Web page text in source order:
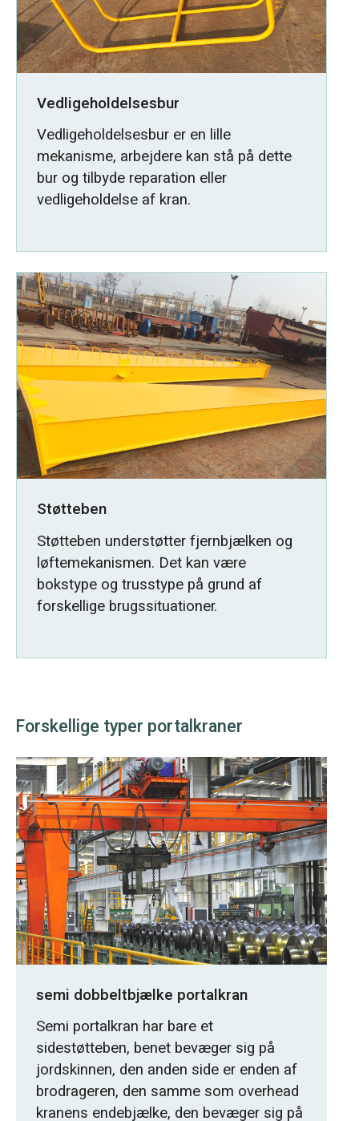
Vedligeholdelsesbur
Vedligeholdelsesbur er en lille
mekanisme, arbejdere kan stå på dette
bur og tilbyde reparation eller
vedligeholdelse af kran.
Støtteben
Støtteben understøtter fjernbjælken og
løftemekanismen. Det kan være
bokstype og trusstype på grund af
forskellige brugssituationer.
Forskellige typer portalkraner
semi dobbeltbjælke portalkran
Semi portalkran har bare et
sidestøtteben, benet bevæger sig på
jordskinnen, den anden side er enden af
brodrageren, den samme som overhead
kranens endebjælke, den bevæger sig på